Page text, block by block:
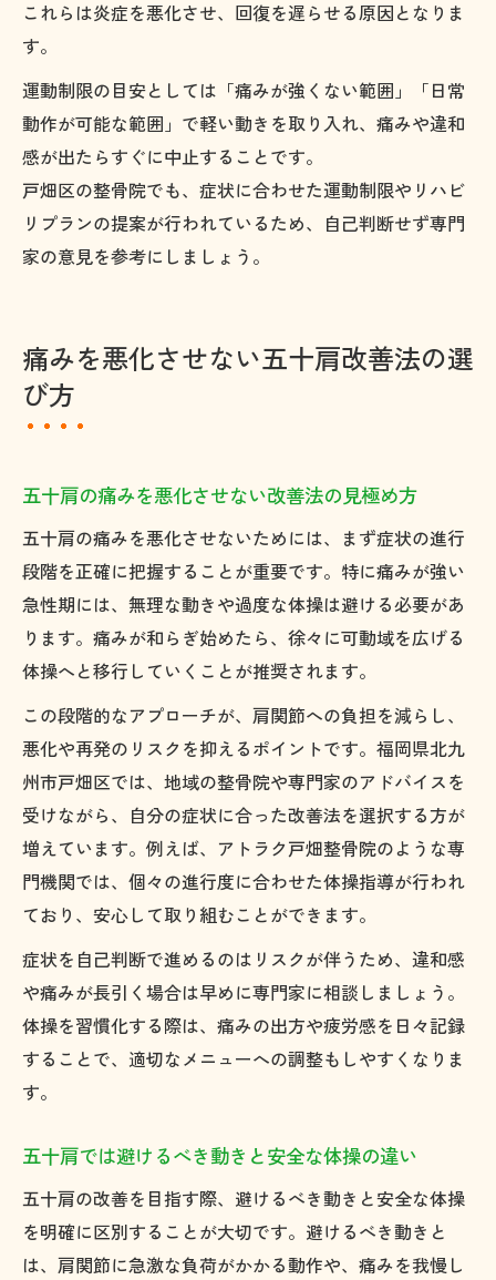
これらは炎症を悪化させ、回復を遅らせる原因となりま
す。
運動制限の目安としては「痛みが強くない範囲」「日常
動作が可能な範囲」で軽い動きを取り入れ、痛みや違和
感が出たらすぐに中止することです。
戸畑区の整骨院でも、症状に合わせた運動制限やリハビ
リプランの提案が行われているため、自己判断せず専門
家の意見を参考にしましょう。
痛みを悪化させない五十肩改善法の選
び方
五十肩の痛みを悪化させない改善法の見極め方
五十肩の痛みを悪化させないためには、まず症状の進行
段階を正確に把握することが重要です。特に痛みが強い
急性期には、無理な動きや過度な体操は避ける必要があ
ります。痛みが和らぎ始めたら、徐々に可動域を広げる
体操へと移行していくことが推奨されます。
この段階的なアプローチが、肩関節への負担を減らし、
悪化や再発のリスクを抑えるポイントです。福岡県北九
州市戸畑区では、地域の整骨院や専門家のアドバイスを
受けながら、自分の症状に合った改善法を選択する方が
増えています。例えば、アトラク戸畑整骨院のような専
門機関では、個々の進行度に合わせた体操指導が行われ
ており、安心して取り組むことができます。
症状を自己判断で進めるのはリスクが伴うため、違和感
や痛みが長引く場合は早めに専門家に相談しましょう。
体操を習慣化する際は、痛みの出方や疲労感を日々記録
することで、適切なメニューへの調整もしやすくなりま
す。
五十肩では避けるべき動きと安全な体操の違い
五十肩の改善を目指す際、避けるべき動きと安全な体操
を明確に区別することが大切です。避けるべき動きと
は、肩関節に急激な負荷がかかる動作や、痛みを我慢し